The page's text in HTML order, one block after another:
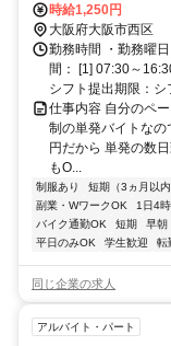
なんば線/近鉄奈良
線/近鉄奈良線 西九
時給1,250円
大阪府大阪市西区
勤務時間 ・勤務曜
間： [1] 07:30～
シフト提出期限：
仕事内容 自分のペ
制の単発バイトな
円だから 単発の数
もO...
制服あり 短期（3ヵ月以内
副業・WワークOK
1日4
バイク通勤OK
短期 早朝
平日のみOK
学生歓迎 転
同じ企業の求人
アルバイト・パート